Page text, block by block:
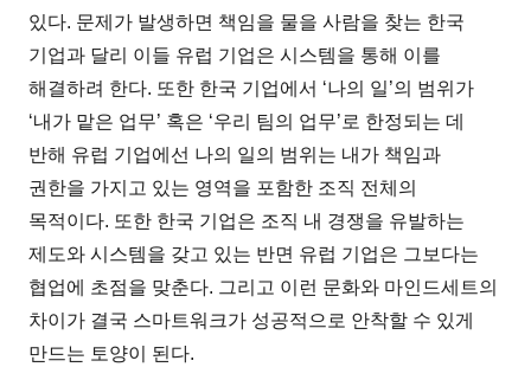
있다. 문제가 발생하면 책임을 물을 사람을 찾는 한국
기업과 달리 이들 유럽 기업은 시스템을 통해 이를
해결하려 한다. 또한 한국 기업에서 ‘나의 일’의 범위가
‘내가 맡은 업무’ 혹은 ‘우리 팀의 업무’로 한정되는 데
반해 유럽 기업에선 나의 일의 범위는 내가 책임과
권한을 가지고 있는 영역을 포함한 조직 전체의
목적이다. 또한 한국 기업은 조직 내 경쟁을 유발하는
제도와 시스템을 갖고 있는 반면 유럽 기업은 그보다는
협업에 초점을 맞춘다. 그리고 이런 문화와 마인드세트의
차이가 결국 스마트워크가 성공적으로 안착할 수 있게
만드는 토양이 된다.